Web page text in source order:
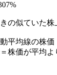
の似ていた
平均線の株価
株価が平均